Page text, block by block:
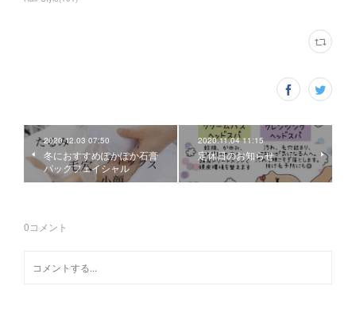
2020.12.03 07:50
冬におすすめぽかぽか石膏
パックフェイシャル
2020.11.04 11:15
定休日のお知らせ
0コメント